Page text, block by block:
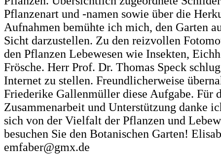
Pflanzenart und -namen sowie über die
Aufnahmen bemühte ich mich, den Garten
Sicht darzustellen. Zu den reizvollen
den Pflanzen Lebewesen wie Insekten,
Frösche. Herr Prof. Dr. Thomas Speck
Internet zu stellen. Freundlicherweise
Friederike Gallenmüller diese Aufgabe. Für
Zusammenarbeit und Unterstützung danke
sich von der Vielfalt der Pflanzen und
besuchen Sie den Botanischen Garten!
emfaber@gmx.de